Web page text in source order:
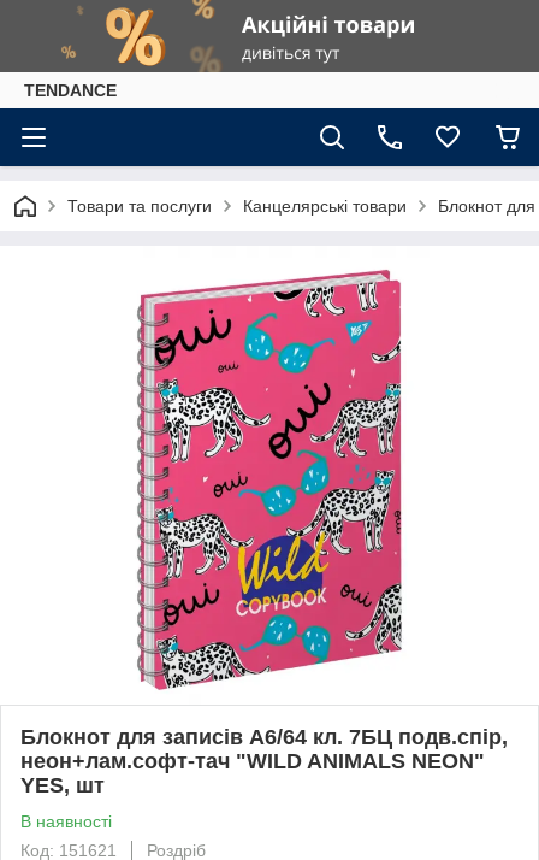
TENDANCE
Товари та послуги Канцелярські товари Блокнот
Блокнот для записів А6/64 кл. 7БЦ подв.спір,
неон+лам.софт-тач "WILD ANIMALS NEON"
YES, шт
В наявності
Код: 151621
Роздріб